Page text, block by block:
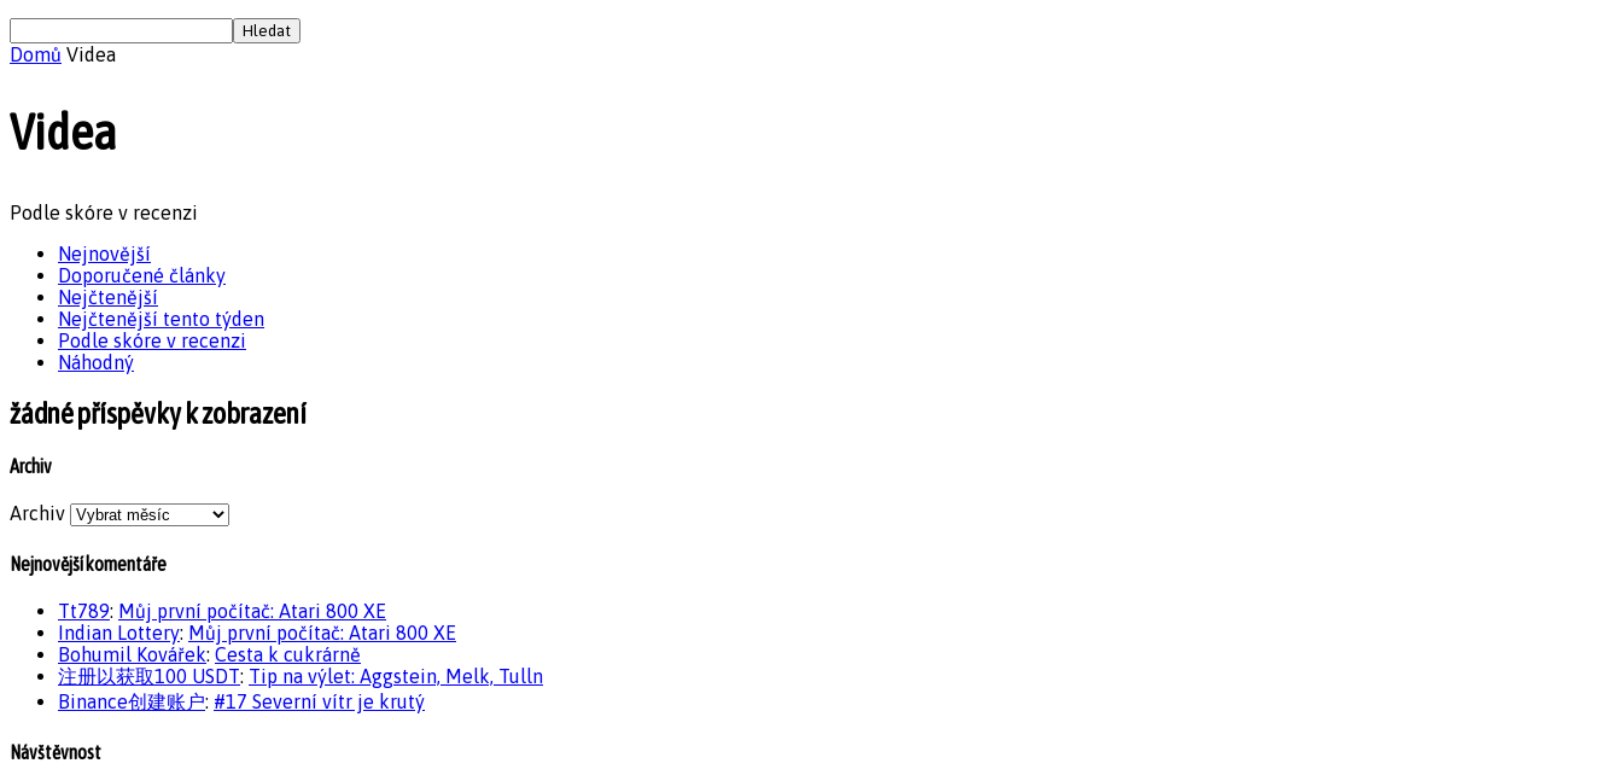
Domů Videa
Videa
Podle skóre v recenzi
Nejnovější
Doporučené články
Nejčtenější
Nejčtenější tento týden
Podle skóre v recenzi
Náhodný
žádné příspěvky k zobrazení
Archiv
Archiv
Nejnovější komentáře
Tt789: Můj první počítač: Atari 800 XE
Indian Lottery: Můj první počítač: Atari 800 XE
Bohumil Kovářek: Cesta k cukrárně
注册以获取100 USDT: Tip na výlet: Aggstein, Melk, Tulln
Binance创建账户: #17 Severní vítr je krutý
Návštěvnost